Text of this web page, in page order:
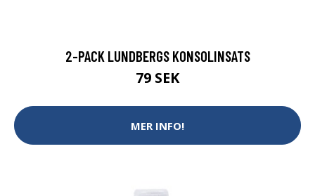
2-PACK LUNDBERGS KONSOLINSATS
79 SEK
MER INFO!